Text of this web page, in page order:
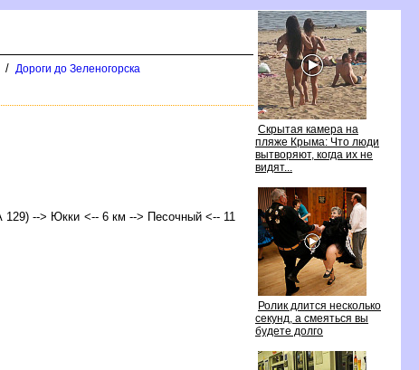
Скрытая камера на
пляже Крыма: Что люди
ытворяют, когда их не
идят...
Ролик длится несколько
секунд, а смеяться вы
удете долго
/ Дороги до Зеленогорска
--> Юкки <-- 6 км --> Песочный <-- 11